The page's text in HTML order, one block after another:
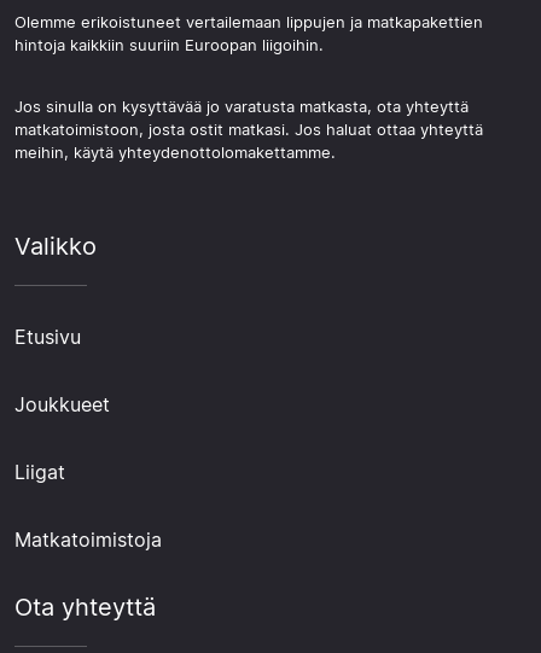
Olemme erikoistuneet vertailemaan lippujen ja matkapakettien
hintoja kaikkiin suuriin Euroopan liigoihin.
Jos sinulla on kysyttävää jo varatusta matkasta, ota yhteyttä
matkatoimistoon, josta ostit matkasi. Jos haluat ottaa yhteyttä
meihin, käytä yhteydenottolomakettamme.
Valikko
Etusivu
Joukkueet
Liigat
Matkatoimistoja
Ota yhteyttä